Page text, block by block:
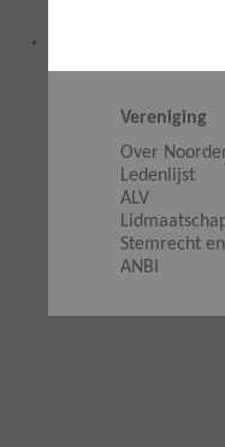
Vereniging
Over
Ledenlijst
ALV
Stemrecht
ANBI